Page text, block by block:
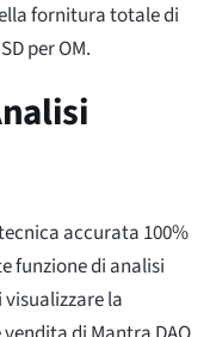
fornitura totale di
per OM.
accurata 100%
funzione di analisi
la